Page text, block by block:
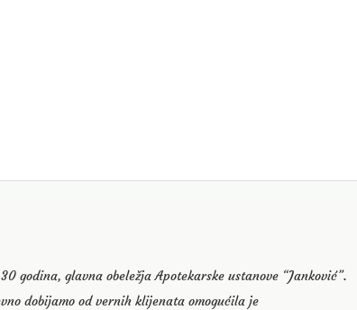
godina, glavna obeležja Apotekarske ustanove “Janković”.
dobijamo od vernih klijenata omogućila je